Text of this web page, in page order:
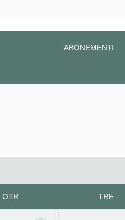
ABONEMENTI
OTR TRE